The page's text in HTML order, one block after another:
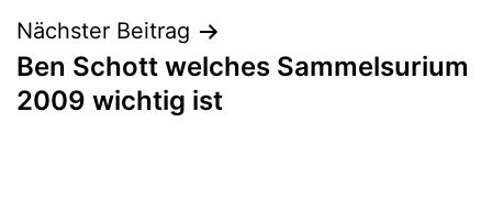
Nächster Beitrag
Ben Schott welches Sammelsurium
2009 wichtig ist